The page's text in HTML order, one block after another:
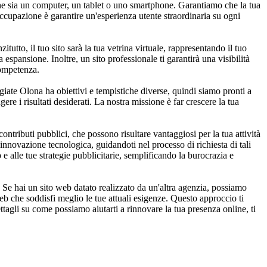
un computer, un tablet o uno smartphone. Garantiamo che la tua
è garantire un'esperienza utente straordinaria su ogni
il tuo sito sarà la tua vetrina virtuale, rappresentando il tuo
Inoltre, un sito professionale ti garantirà una visibilità
Olona ha obiettivi e tempistiche diverse, quindi siamo pronti a
i risultati desiderati. La nostra missione è far crescere la tua
pubblici, che possono risultare vantaggiosi per la tua attività
tecnologica, guidandoti nel processo di richiesta di tali
alle tue strategie pubblicitarie, semplificando la burocrazia e
hai un sito web datato realizzato da un'altra agenzia, possiamo
che soddisfi meglio le tue attuali esigenze. Questo approccio ti
su come possiamo aiutarti a rinnovare la tua presenza online, ti